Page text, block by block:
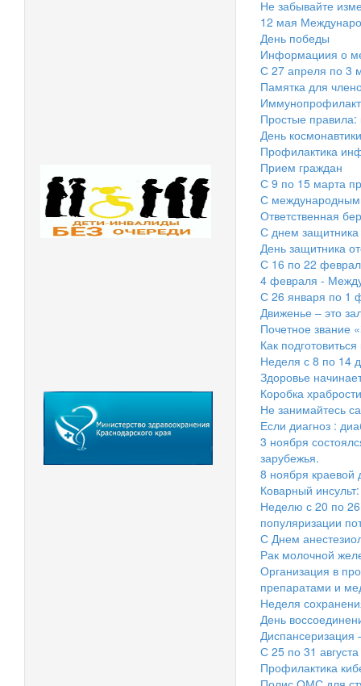
Не забывайте
12 мая
День победы
Информациия о
С 27 апреля по 3
Памятка для
Простые правила:
День
Профилактика
Прием граждан
С 9 по 15 марта
С
Ответственная
С днем защитника
День защитника
С 16 по 22
4 февраля -
С 26 января по 1
Движенье – это
Почетное звание
Как
Неделя с 8 по 14
Здоровье
Коробка храбрости
Не занимайтесь
Если диагноз :
3 ноября
зарубежья.
8 ноября краевой
Коварный
Неделю с 20 по
популяризации
С Днем
Рак молочной
Организация в
препаратами и
Неделя
День
Диспансеризация
С 25 по 31
Профилактика